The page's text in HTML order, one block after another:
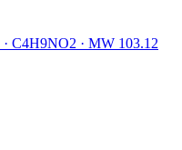
· C4H9NO2 · MW 103.12